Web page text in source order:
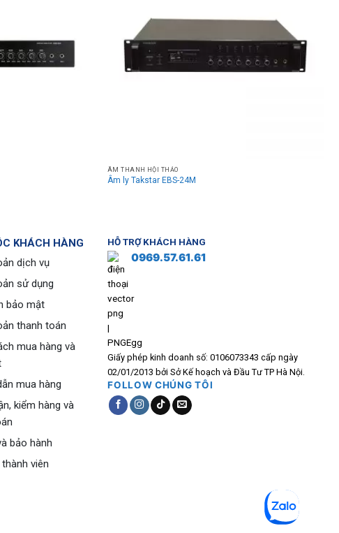
ÂM THANH HỘI THẢO
Âm ly Takstar EBS-24M
KHÁCH HÀNG
dịch vụ
sử dụng
bảo mật
thanh toán
mua hàng và
mua hàng
kiểm hàng và
bảo hành
viên
HỖ TRỢ KHÁCH HÀNG
0969.57.61.61
Giấy phép kinh doanh số: 0106073343 cấp ngày
02/01/2013 bởi Sở Kế hoạch và Đầu Tư TP Hà Nội.
FOLLOW CHÚNG TÔI